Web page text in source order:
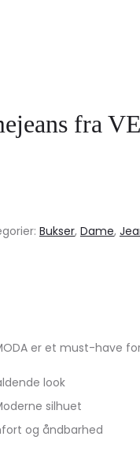
fra
Bukser, Dame,
er et must-have
look
silhuet
og åndbarhed